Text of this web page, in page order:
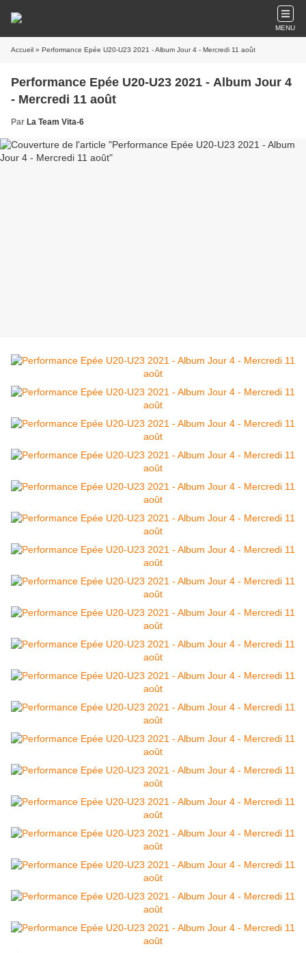
MENU
Accueil » Performance Epée U20-U23 2021 - Album Jour 4 - Mercredi 11 août
Performance Epée U20-U23 2021 - Album Jour 4
- Mercredi 11 août
Par La Team Vita-6